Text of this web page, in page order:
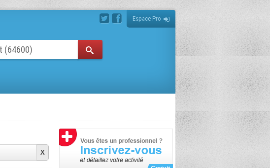
Espace Pro